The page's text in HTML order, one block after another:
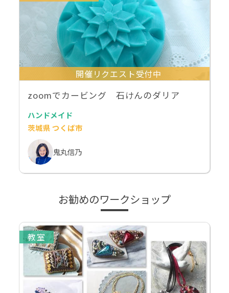
開催リクエスト受付中
zoomでカービング 石けんのダリア
ハンドメイド
茨城県 つくば市
鬼丸信乃
お勧めのワークショップ
教室